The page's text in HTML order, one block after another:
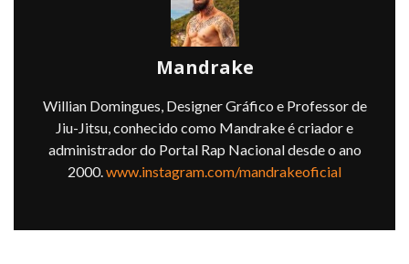
Mandrake
Willian Domingues, Designer Gráfico e Professor de
Jiu-Jitsu, conhecido como Mandrake é criador e
administrador do Portal Rap Nacional desde o ano
2000. www.instagram.com/mandrakeoficial